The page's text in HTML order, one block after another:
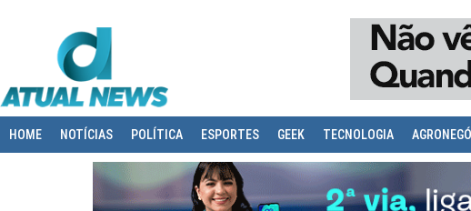
HOME NOTÍCIAS POLÍTICA ESPORTES GEEK TECNOLOGIA